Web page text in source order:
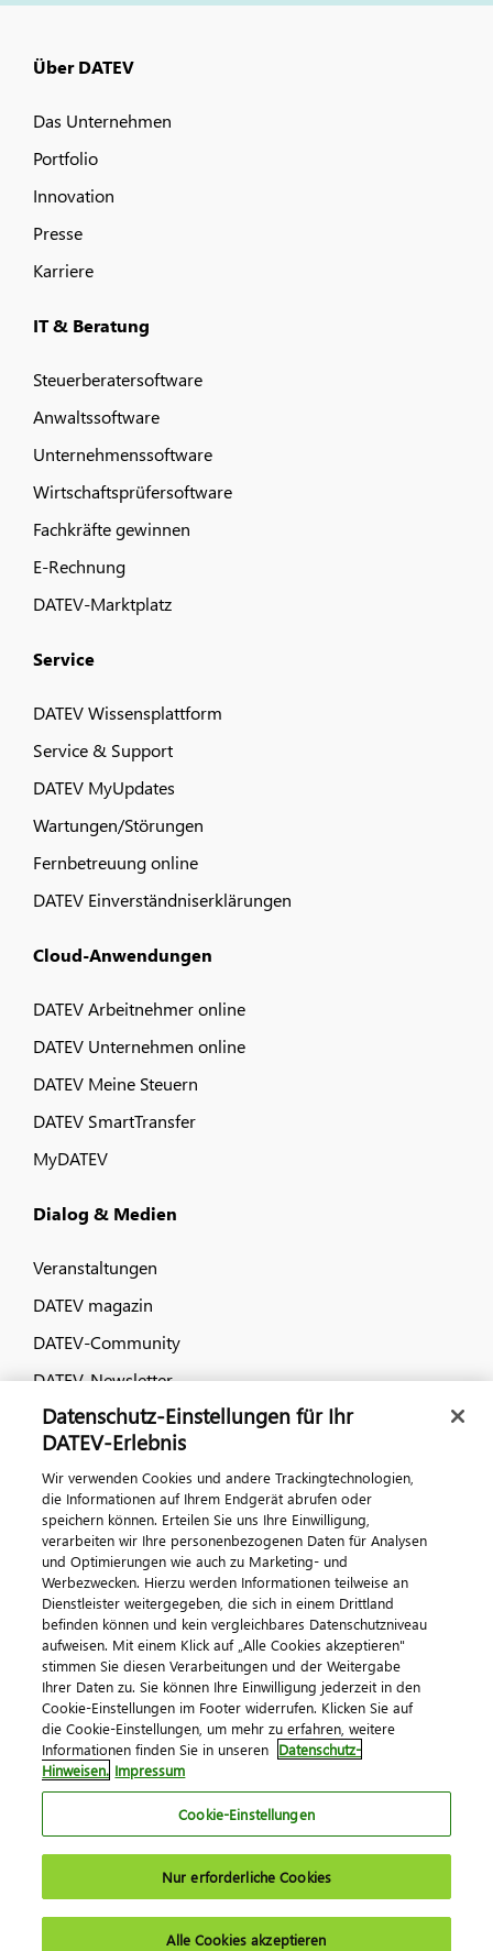
Über DATEV
Das Unternehmen
Portfolio
Innovation
Presse
Karriere
IT & Beratung
Steuerberatersoftware
Anwaltssoftware
Unternehmenssoftware
Wirtschaftsprüfersoftware
Fachkräfte gewinnen
E-Rechnung
DATEV-Marktplatz
Service
DATEV Wissensplattform
Service & Support
DATEV MyUpdates
Wartungen/Störungen
Fernbetreuung online
DATEV Einverständniserklärungen
Cloud-Anwendungen
DATEV Arbeitnehmer online
DATEV Unternehmen online
DATEV Meine Steuern
DATEV SmartTransfer
MyDATEV
Dialog & Medien
Veranstaltungen
DATEV magazin
DATEV-Community
DATEV-Newsletter
DATEV Ratgeber
Kontaktieren Sie uns
© 2026 DATEV eG
ImpressumDatenschutzAGBKontakt
Cookie-Einstellungen
Datenschutz-Einstellungen für Ihr
DATEV-Erlebnis
Wir verwenden Cookies und andere Trackingtechnologien,
die Informationen auf Ihrem Endgerät abrufen oder
speichern können. Erteilen Sie uns Ihre Einwilligung,
verarbeiten wir Ihre personenbezogenen Daten für Analysen
und Optimierungen wie auch zu Marketing- und
Werbezwecken. Hierzu werden Informationen teilweise an
Dienstleister weitergegeben, die sich in einem Drittland
befinden können und kein vergleichbares Datenschutzniveau
aufweisen. Mit einem Klick auf „Alle Cookies akzeptieren"
stimmen Sie diesen Verarbeitungen und der Weitergabe
Ihrer Daten zu. Sie können Ihre Einwilligung jederzeit in den
Cookie-Einstellungen im Footer widerrufen. Klicken Sie auf
die Cookie-Einstellungen, um mehr zu erfahren, weitere
Informationen finden Sie in unseren Datenschutz-
Hinweisen. Impressum
Cookie-Einstellungen
Nur erforderliche Cookies
Alle Cookies akzeptieren